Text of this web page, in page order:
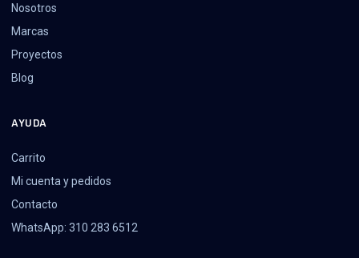
Nosotros
Marcas
Proyectos
Blog
AYUDA
Carrito
Mi cuenta y pedidos
Contacto
WhatsApp: 310 283 6512